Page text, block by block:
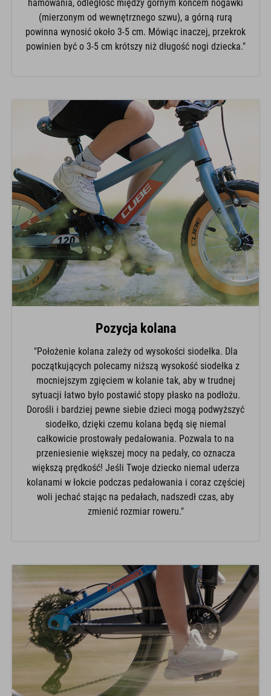
hamowania, odległość między górnym końcem nogawki
(mierzonym od wewnętrznego szwu), a górną rurą
powinna wynosić około 3-5 cm. Mówiąc inaczej, przekrok
powinien być o 3-5 cm krótszy niż długość nogi dziecka."
Pozycja kolana
"Położenie kolana zależy od wysokości siodełka. Dla
początkujących polecamy niższą wysokość siodełka z
mocniejszym zgięciem w kolanie tak, aby w trudnej
sytuacji łatwo było postawić stopy płasko na podłożu.
Dorośli i bardziej pewne siebie dzieci mogą podwyższyć
siodełko, dzięki czemu kolana będą się niemal
całkowicie prostowały pedałowania. Pozwala to na
przeniesienie większej mocy na pedały, co oznacza
większą prędkość! Jeśli Twoje dziecko niemal uderza
kolanami w łokcie podczas pedałowania i coraz częściej
woli jechać stając na pedałach, nadszedł czas, aby
zmienić rozmiar roweru."